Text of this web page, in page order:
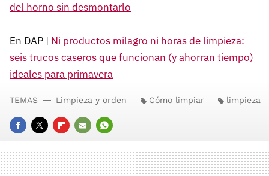
del horno sin desmontarlo
En DAP | Ni productos milagro ni horas de limpieza:
seis trucos caseros que funcionan (y ahorran tiempo)
ideales para primavera
FACEBOOK
TWITTERFLIPBOARD
E-
MAIL
WHATSAPP
TEMAS Limpieza y orden Cómo limpiar limpieza